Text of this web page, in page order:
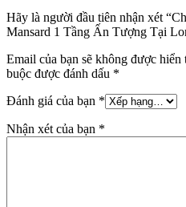
Hãy là người đầu tiên nhận xét
Mansard 1 Tầng Ấn Tượng Tại
Email của bạn sẽ không được hiển
buộc được đánh dấu *
Đánh giá của bạn *
Nhận xét của bạn *